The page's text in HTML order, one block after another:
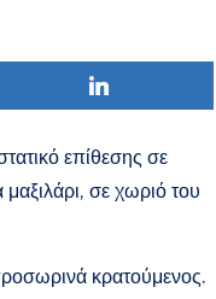
επίθεσης σε
σε χωριό του
κρατούμενος.